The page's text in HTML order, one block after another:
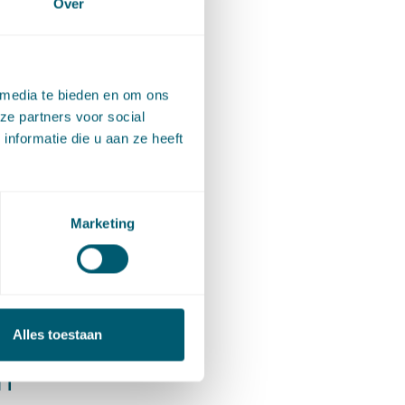
Over
te bieden en om ons
partners voor social
die u aan ze heeft
Marketing
Alles toestaan
Wnb,